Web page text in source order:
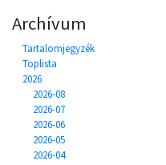
Archívum
Tartalomjegyzék
Toplista
2026
2026-08
2026-07
2026-06
2026-05
2026-04